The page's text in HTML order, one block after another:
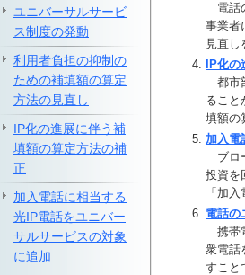
電話
事業者
見直し
IP化
都市
ること
填額の
加入電
ブロ
投資を
「加
電話の
携帯
衆電話
すこと
ユニバーサルサービ
ス制度の発動
利用者負担の抑制の
ための補填額の算定
方法の見直し
IP化の進展に伴う補
填額の算定方法の補
正
加入電話に相当する
光IP電話をユニバー
サルサービスの対象
に追加